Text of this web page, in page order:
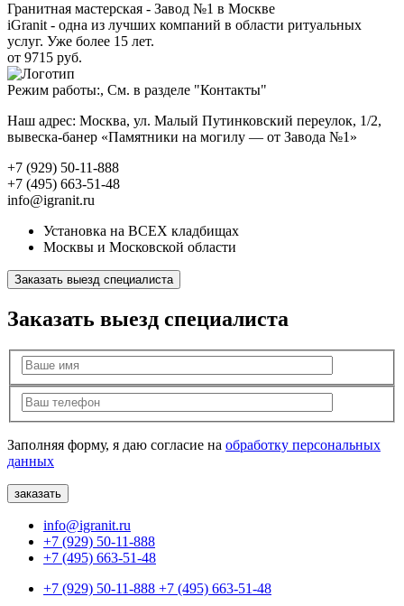
Гранитная мастерская - Завод №1 в Москве
iGranit - одна из лучших компаний в области ритуальных
услуг. Уже более 15 лет.
от 9715 руб.
Режим работы:, См. в разделе "Контакты"
Наш адрес: Москва, ул. Малый Путинковский переулок, 1/2,
вывеска-банер «Памятники на могилу — от Завода №1»
+7 (929) 50-11-888
+7 (495) 663-51-48
info@igranit.ru
Установка на ВСЕХ кладбищах
Москвы и Московской области
Заказать выезд специалиста
Заказать выезд специалиста
Заполняя форму, я даю согласие на обработку персональных
данных
info@igranit.ru
+7 (929) 50-11-888
+7 (495) 663-51-48
+7 (929) 50-11-888 +7 (495) 663-51-48